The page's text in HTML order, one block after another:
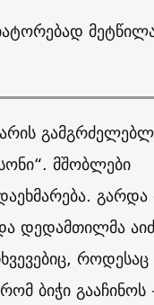
მშობლები
გარდა
დედამთილმა
ბიჭი გააჩინოს